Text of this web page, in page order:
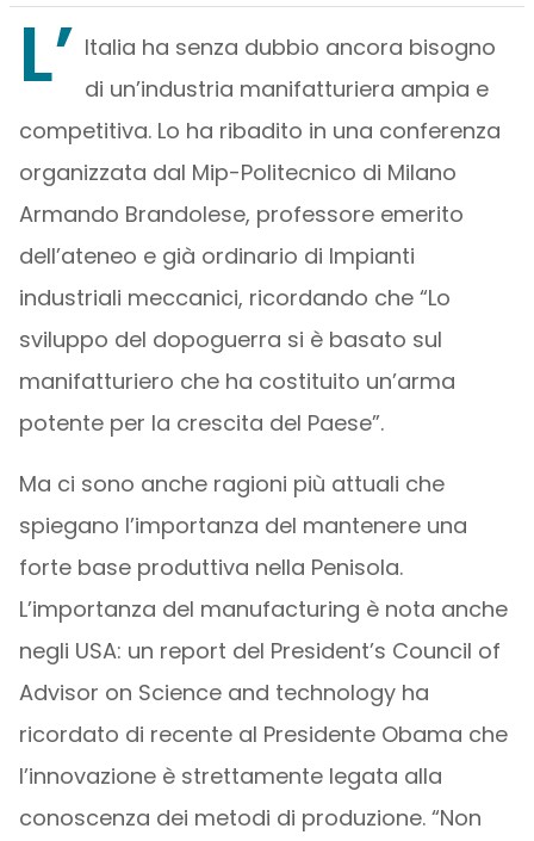
L’ Italia ha senza dubbio ancora bisogno
di un’industria manifatturiera ampia e
competitiva. Lo ha ribadito in una conferenza
organizzata dal Mip-Politecnico di Milano
Armando Brandolese, professore emerito
dell’ateneo e già ordinario di Impianti
industriali meccanici, ricordando che “Lo
sviluppo del dopoguerra si è basato sul
manifatturiero che ha costituito un’arma
potente per la crescita del Paese”.
Ma ci sono anche ragioni più attuali che
spiegano l’importanza del mantenere una
forte base produttiva nella Penisola.
L’importanza del manufacturing è nota anche
negli USA: un report del President’s Council of
Advisor on Science and technology ha
ricordato di recente al Presidente Obama che
l’innovazione è strettamente legata alla
conoscenza dei metodi di produzione. “Non